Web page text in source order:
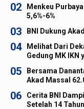
02
Menkeu
5,6%-6%
03 BNI Dukung
04
Melihat Dari
Gedung MK IKN
05
Bersama
Akad Massal
06
Cerita BNI
Setelah 14